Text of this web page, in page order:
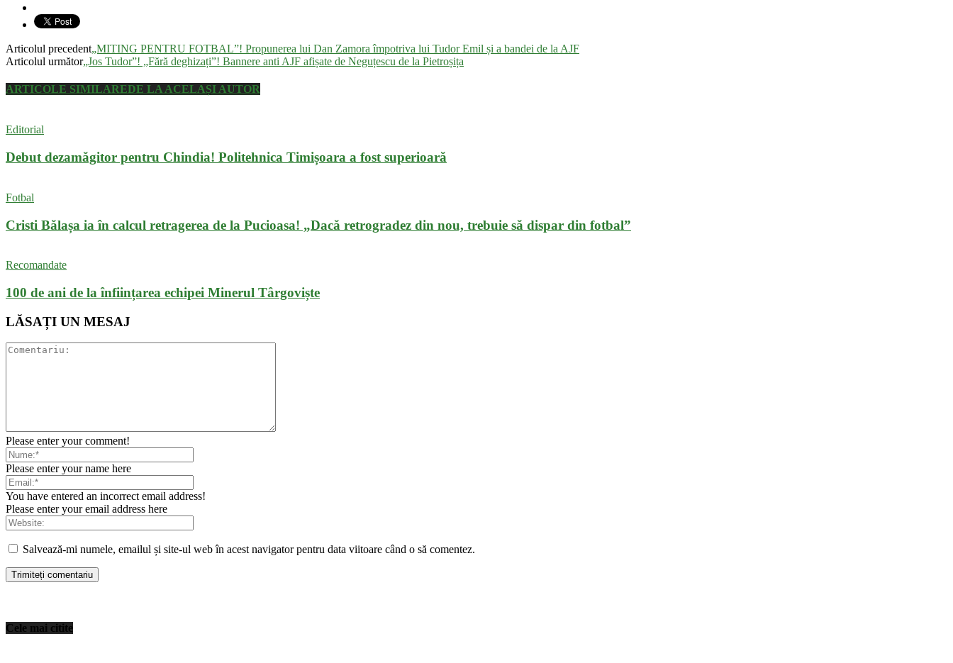
Articolul precedent„MITING PENTRU FOTBAL”! Propunerea lui Dan Zamora împotriva lui Tudor Emil și a bandei de la AJF
Articolul următor„Jos Tudor”! „Fără deghizați”! Bannere anti AJF afișate de Neguțescu de la Pietroșița
ARTICOLE SIMILAREDE LA ACELAȘI AUTOR
Editorial
Debut dezamăgitor pentru Chindia! Politehnica Timișoara a fost superioară
Fotbal
Cristi Bălașa ia în calcul retragerea de la Pucioasa! „Dacă retrogradez din nou, trebuie să dispar din fotbal”
Recomandate
100 de ani de la înființarea echipei Minerul Târgoviște
LĂSAȚI UN MESAJ
Please enter your comment!
Please enter your name here
You have entered an incorrect email address!
Please enter your email address here
Salvează-mi numele, emailul și site-ul web în acest navigator pentru data viitoare când o să comentez.
Cele mai citite